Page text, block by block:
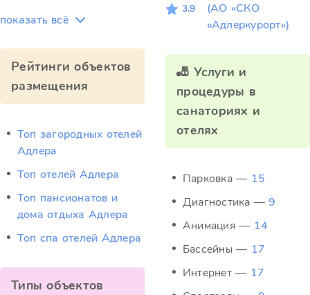
показать всё
Рейтинги объектов
размещения
Топ загородных отелей
Адлера
Топ отелей Адлера
Топ пансионатов и
дома отдыха Адлера
Топ спа отелей Адлера
Типы объектов
3.9
(АО «СКО
«Адлеркурорт»)
🎳 Услуги и
процедуры в
санаториях и
отелях
Парковка — 15
Диагностика —9
Анимация — 14
Бассейны — 17
Интернет — 17